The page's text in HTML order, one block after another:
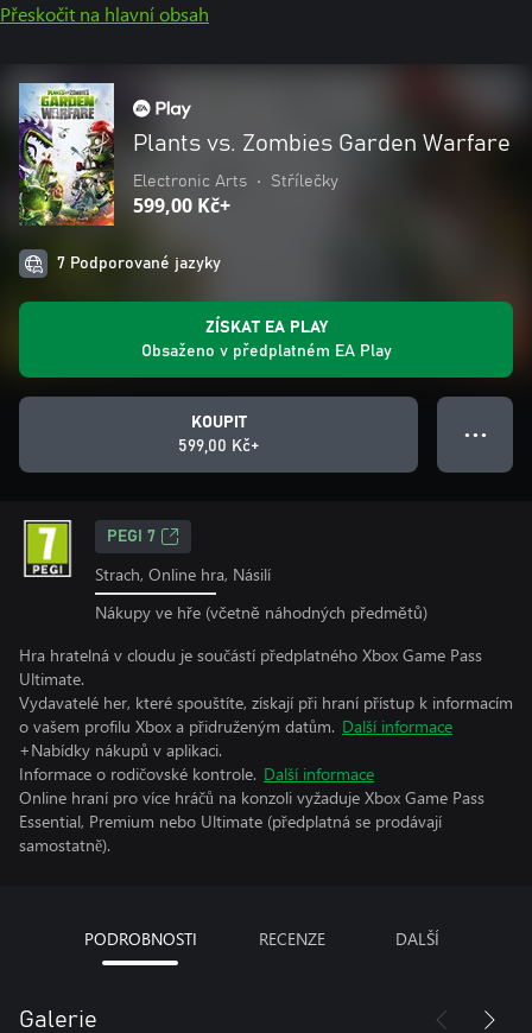
Přeskočit na hlavní obsah
Plants vs. Zombies Garden Warfare
Electronic Arts • Střílečky
599,00 Kč+
7 Podporované jazyky
ZÍSKAT EA PLAY
Obsaženo v předplatném EA Play
KOUPIT
599,00 Kč+
● ● ●
PEGI 7
Strach, Online hra, Násilí
Nákupy ve hře (včetně náhodných předmětů)
Hra hratelná v cloudu je součástí předplatného Xbox Game Pass
Ultimate.
Vydavatelé her, které spouštíte, získají při hraní přístup k informacím
o vašem profilu Xbox a přidruženým datům. Další informace
+Nabídky nákupů v aplikaci.
Informace o rodičovské kontrole. Další informace
Online hraní pro více hráčů na konzoli vyžaduje Xbox Game Pass
Essential, Premium nebo Ultimate (předplatná se prodávají
samostatně).
PODROBNOSTI RECENZE DALŠÍ
Galerie